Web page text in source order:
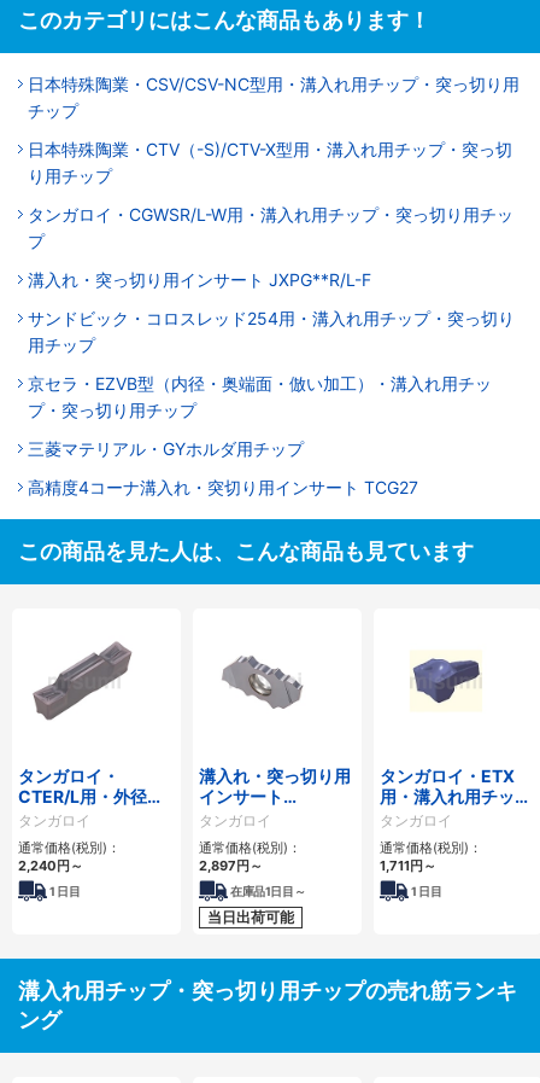
このカテゴリにはこんな商品もあります！
日本特殊陶業・CSV/CSV-NC型用・溝入れ用チップ・突っ切り用
チップ
日本特殊陶業・CTV（-S)/CTV-X型用・溝入れ用チップ・突っ切
り用チップ
タンガロイ・CGWSR/L-W用・溝入れ用チップ・突っ切り用チッ
プ
溝入れ・突っ切り用インサート JXPG**R/L-F
サンドビック・コロスレッド254用・溝入れ用チップ・突っ切り
用チップ
京セラ・EZVB型（内径・奥端面・倣い加工）・溝入れ用チッ
プ・突っ切り用チップ
三菱マテリアル・GYホルダ用チップ
高精度4コーナ溝入れ・突切り用インサート TCG27
この商品を見た人は、こんな商品も見ています
タンガロイ・
CTER/L用・外径・
端面溝入れ・横送り
用チップ
タンガロイ
通常価格(税別)：
2,240円 ～
1 日目
溝入れ・突っ切り用
インサート
JXPG**R/L-F
タンガロイ
通常価格(税別)：
2,897円 ～
在庫品1日目～
当日出荷可能
タンガロイ・ETX
用・溝入れ用チッ
プ・突っ切り用チッ
プ
タンガロイ
通常価格(税別)：
1,711円 ～
1 日目
溝入れ用チップ・突っ切り用チップの売れ筋ランキ
ング